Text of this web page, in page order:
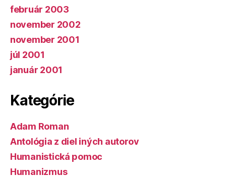
február 2003
november 2002
november 2001
júl 2001
január 2001
Kategórie
Adam Roman
Antológia z diel iných autorov
Humanistická pomoc
Humanizmus